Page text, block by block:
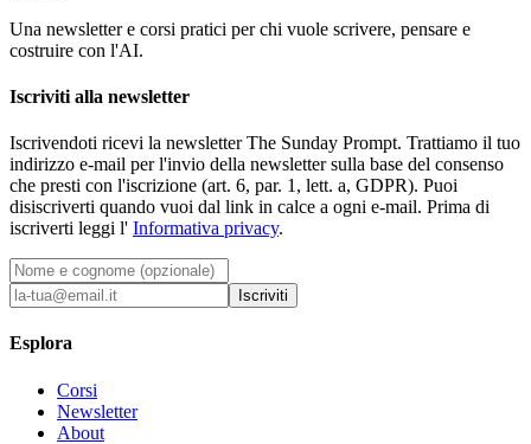
Una newsletter e corsi pratici per chi vuole scrivere, pensare e
costruire con l'AI.
Iscriviti alla newsletter
Iscrivendoti ricevi la newsletter The Sunday Prompt. Trattiamo il tuo
indirizzo e-mail per l'invio della newsletter sulla base del consenso
che presti con l'iscrizione (art. 6, par. 1, lett. a, GDPR). Puoi
disiscriverti quando vuoi dal link in calce a ogni e-mail. Prima di
iscriverti leggi l' Informativa privacy.
Iscriviti
Esplora
Corsi
Newsletter
About